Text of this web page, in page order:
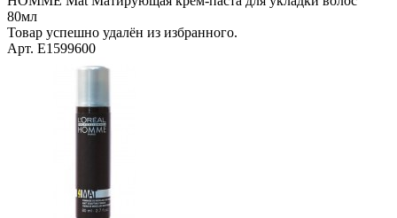
80мл
Товар успешно удалён из избранного.
Арт. E1599600